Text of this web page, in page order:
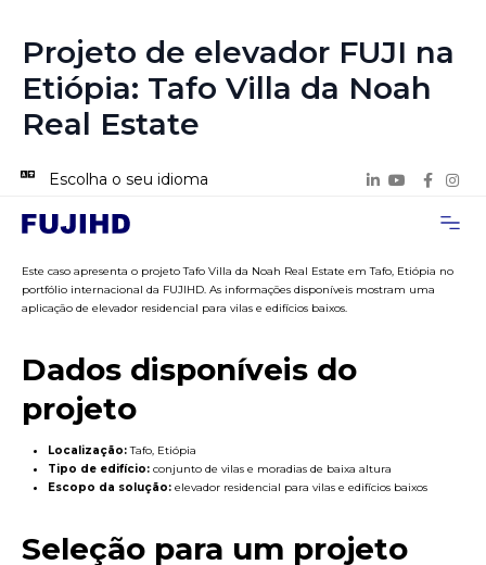
Projeto de elevador FUJI na
Etiópia: Tafo Villa da Noah
Real Estate
Escolha o seu idioma
Este caso apresenta o projeto Tafo Villa da Noah Real Estate em Tafo, Etiópia no
portfólio internacional da FUJIHD. As informações disponíveis mostram uma
aplicação de elevador residencial para vilas e edifícios baixos.
Dados disponíveis do
projeto
Localização:Tafo, Etiópia
Tipo de edifício: conjunto de vilas e moradias de baixa altura
Escopo da solução: elevador residencial para vilas e edifícios baixos
Seleção para um projeto